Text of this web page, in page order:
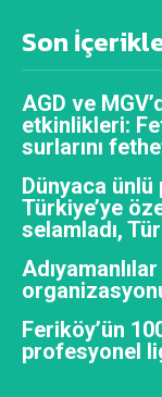
Son
AGD ve
etkinlikleri:
surlarını
Dünyaca ünlü
Türkiye’ye
selamladı,
Feriköy’ün
profesyonel